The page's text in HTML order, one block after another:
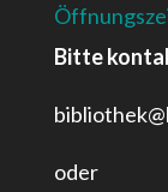
Bitte
oder